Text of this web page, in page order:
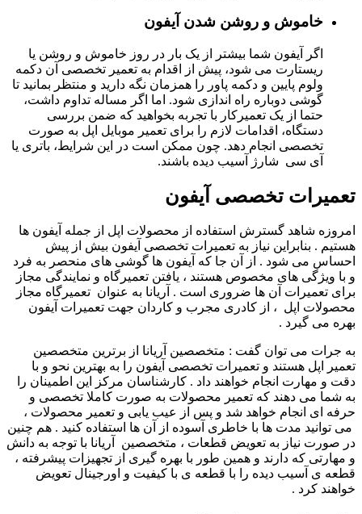
خاموش و روشن شدن آیفون
اگر آیفون شما بیشتر از یک بار در روز خاموش و روشن یا
ریستارت می شود، پیش از اقدام به تعمیر تخصصی آن دکمه
ولوم پایین و دکمه پاور را همزمان نگه دارید و منتظر بمانید تا
گوشی دوباره راه اندازی شود. اما اگر مساله تداوم داشت،
حتما از یک تعمیرکار با تجربه بخواهید که ضمن بررسی
دستگاه، اقدامات لازم را برای تعمیر موبایل اپل به صورت
تخصصی انجام دهد. چون ممکن است در این شرایط، باتری یا
آی سی شارژ آسیب دیده باشند.
تعمیرات تخصصی آیفون
امروزه شاهد گسترش استفاده از محصولات اپل از جمله آیفون ها
هستیم . بنابراین نیاز به تعمیرات تخصصی آیفون بیش از پیش
احساس می شود . از آن جا که آیفون ها گوشی های منحصر به فرد
و با ویژگی های مخصوص هستند ، یافتن تعمیرگاه و نمایندگی مجاز
برای تعمیرات آن ها ضروری است . آریانا به عنوان تعمیرگاه مجاز
محصولات اپل ، از کادری مجرب و کاردان جهت تعمیرات آیفون
بهره می گیرد .
به جرات می توان گفت : متخصصین آریانا از برترین متخصصین
تعمیر اپل هستند و تعمیرات تخصصی آیفون را به بهترین نحو و با
دقت و مهارت انجام خواهند داد . کارشناسان مرکز این اطمینان را
به شما می دهند که تعمیر محصولات به صورت کاملا تخصصی و
حرفه ای انجام خواهد شد و پس از عیب یابی و تعمیر محصولات ،
می توانید مدت ها با خاطری آسوده از آن ها استفاده کنید . هم چنین
در صورت نیاز به تعویض قطعات ، متخصصین آریانا با توجه به دانش
و مهارتی که دارند و همین طور با بهره گیری از تجهیزات پیشرفته ،
قطعه ی آسیب دیده را با قطعه ی با کیفیت و اورجینال تعویض
خواهند کرد .